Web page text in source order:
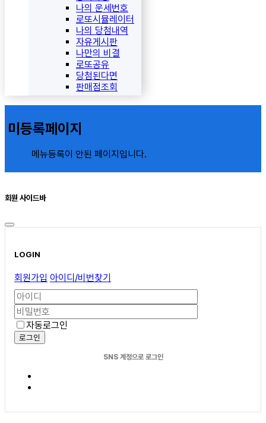
나의 운세번호
로또시뮬레이터
나의 당첨내역
자유게시판
나만의 비결
로또공유
당첨된다면
판매점조회
미등록페이지
메뉴등록이 안된 페이지입니다.
회원 사이드바
LOGIN
회원가입 아이디/비번찾기
자동로그인
로그인
SNS 계정으로 로그인